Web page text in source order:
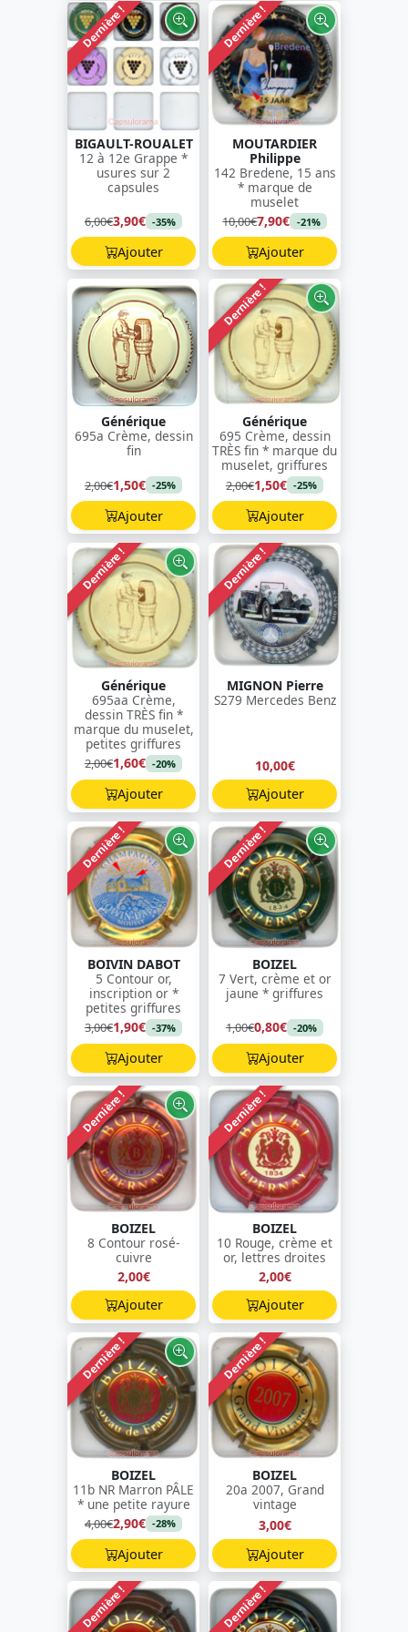
Dernière !
BIGAULT-ROUALET
12 à 12e Grappe *
usures sur 2
capsules
6,00€3,90€ -35%
Ajouter
Dernière !
MOUTARDIER
Philippe
142 Bredene, 15 ans
* marque de
muselet
10,00€7,90€ -21%
Ajouter
Générique
695a Crème, dessin
fin
2,00€1,50€ -25%
Ajouter
Dernière !
Générique
695 Crème, dessin
TRÈS fin * marque du
muselet, griffures
2,00€1,50€ -25%
Ajouter
Dernière !
Générique
695aa Crème,
dessin TRÈS fin *
marque du muselet,
petites griffures
2,00€1,60€ -20%
Ajouter
Dernière !
MIGNON Pierre
S279 Mercedes Benz
10,00€
Ajouter
Dernière !
BOIVIN DABOT
5 Contour or,
inscription or *
petites griffures
3,00€1,90€ -37%
Ajouter
Dernière !
BOIZEL
7 Vert, crème et or
jaune * griffures
1,00€0,80€ -20%
Ajouter
Dernière !
BOIZEL
8 Contour rosé-
cuivre
2,00€
Ajouter
Dernière !
BOIZEL
10 Rouge, crème et
or, lettres droites
2,00€
Ajouter
Dernière !
BOIZEL
11b NR Marron PÂLE
* une petite rayure
4,00€2,90€ -28%
Ajouter
Dernière !
BOIZEL
20a 2007, Grand
vintage
3,00€
Ajouter
Dernière ! Dernière !